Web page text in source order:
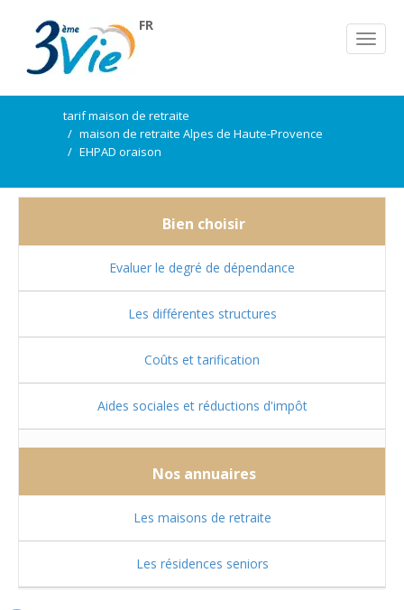
FR
tarif maison de retraite
maison de retraite Alpes de Haute-Provence
EHPAD oraison
Bien choisir
Evaluer le degré de dépendance
Les différentes structures
Coûts et tarification
Aides sociales et réductions d'impôt
Nos annuaires
Les maisons de retraite
Les résidences seniors